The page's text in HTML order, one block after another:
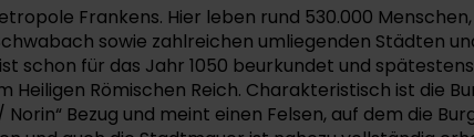
Frankens. Hier leben rund 530.000
sowie zahlreichen umliegenden Städten
schon für das Jahr 1050 beurkundet und
Römischen Reich. Charakteristisch ist die
Bezug und meint einen Felsen, auf dem die